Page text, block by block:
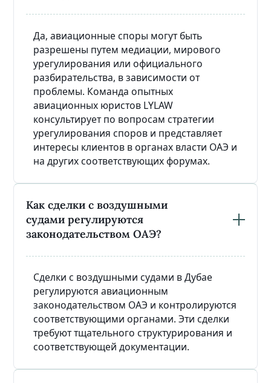
Да, авиационные споры могут быть
разрешены путем медиации, мирового
урегулирования или официального
разбирательства, в зависимости от
проблемы. Команда опытных
авиационных юристов LYLAW
консультирует по вопросам стратегии
урегулирования споров и представляет
интересы клиентов в органах власти ОАЭ и
на других соответствующих форумах.
Как сделки с воздушными
судами регулируются
законодательством ОАЭ?
Сделки с воздушными судами в Дубае
регулируются авиационным
законодательством ОАЭ и контролируются
соответствующими органами. Эти сделки
требуют тщательного структурирования и
соответствующей документации.